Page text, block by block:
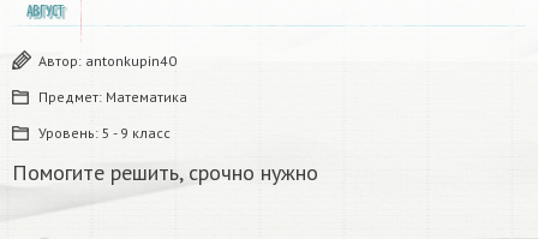
АВГУСТ
Автор: antonkupin40
Предмет: Математика
Уровень: 5 - 9 класс
Помогите решить, срочно нужно